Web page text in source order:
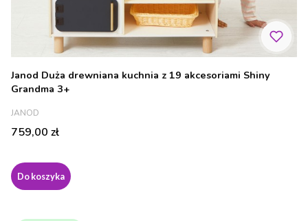
Janod Duża drewniana kuchnia z 19 akcesoriami Shiny
Grandma 3+
PRODUCENT
JANOD
Cena
759,00 zł
Do koszyka